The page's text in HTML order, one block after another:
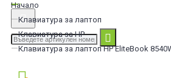
Начало
Клавиатура за лаптоп
Клавиатура за HP
Клавиатура за лаптоп HP EliteBook